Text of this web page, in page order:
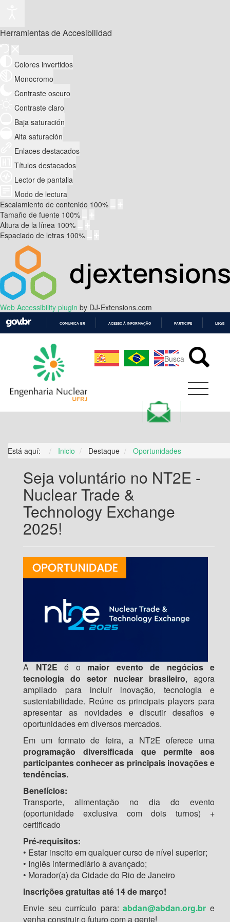
Herramientas de Accesibilidad
Colores invertidos
Monocromo
Contraste oscuro
Contraste claro
Baja saturación
Alta saturación
Enlaces destacados
Títulos destacados
Lector de pantalla
Modo de lectura
Escalamiento de contenido 100%
Tamaño de fuente 100%
Altura de la línea 100%
Espaciado de letras 100%
Web Accessibility plugin by DJ-Extensions.com
CONTEÚDO
COMUNICA BR ACESSO À INFORMAÇÃO PARTICIPE
Está aquí: Inicio Destaque Oportunidades
Seja voluntário no NT2E -
Nuclear Trade &
Technology Exchange
2025!
A NT2E é o maior evento de negócios e
tecnologia do setor nuclear brasileiro, agora
ampliado para incluir inovação, tecnologia e
sustentabilidade. Reúne os principais players para
apresentar as novidades e discutir desafios e
oportunidades em diversos mercados.
Em um formato de feira, a NT2E oferece uma
programação diversificada que permite aos
participantes conhecer as principais inovações e
tendências.
Benefícios:
Transporte, alimentação no dia do evento
(oportunidade exclusiva com dois turnos) +
certificado
Pré-requisitos:
• Estar inscito em qualquer curso de nível superior;
• Inglês intermediário à avançado;
• Morador(a) da Cidade do Rio de Janeiro
Inscrições gratuitas até 14 de março!
Envie seu currículo para:abdan@abdan.org.br e
venha construir o futuro com a gente!